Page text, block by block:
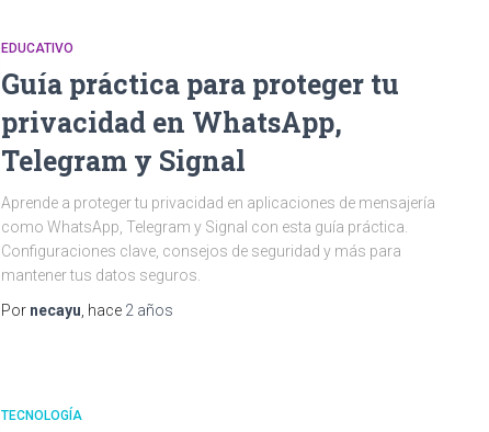
EDUCATIVO
Guía práctica para proteger tu
privacidad en WhatsApp,
Telegram y Signal
Aprende a proteger tu privacidad en aplicaciones de mensajería
como WhatsApp, Telegram y Signal con esta guía práctica.
Configuraciones clave, consejos de seguridad y más para
mantener tus datos seguros.
Por necayu , hace 2 años
TECNOLOGÍA